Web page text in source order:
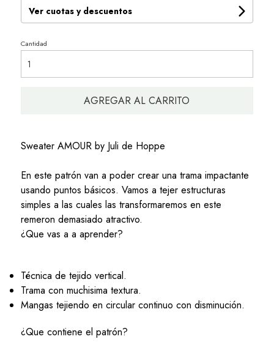
Ver cuotas y descuentos
Cantidad
AGREGAR AL CARRITO
Sweater AMOUR by Juli de Hoppe
En este patrón van a poder crear una trama impactante
usando puntos básicos. Vamos a tejer estructuras
simples a las cuales las transformaremos en este
remeron demasiado atractivo.
¿Que vas a a aprender?
Técnica de tejido vertical.
Trama con muchisima textura.
Mangas tejiendo en circular continuo con disminución.
¿Que contiene el patrón?